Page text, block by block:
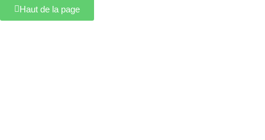
Haut de la page